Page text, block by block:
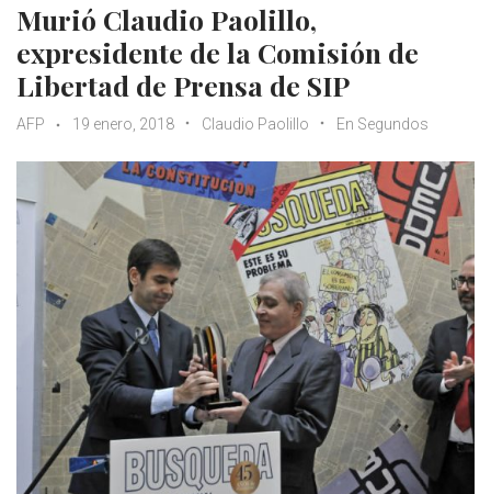
Murió Claudio Paolillo,
expresidente de la Comisión de
Libertad de Prensa de SIP
AFP 19 enero, 2018 Claudio Paolillo En Segundos